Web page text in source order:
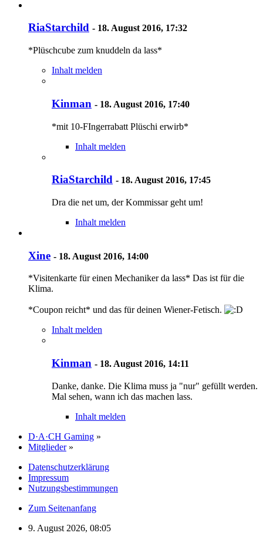
RiaStarchild - 18. August 2016, 17:32
*Plüschcube zum knuddeln da lass*
Inhalt melden
Kinman - 18. August 2016, 17:40
*mit 10-FIngerrabatt Plüschi erwirb*
Inhalt melden
RiaStarchild - 18. August 2016, 17:45
Dra die net um, der Kommissar geht um!
Inhalt melden
Xine - 18. August 2016, 14:00
*Visitenkarte für einen Mechaniker da lass* Das ist für die
Klima.
*Coupon reicht* und das für deinen Wiener-Fetisch.
Inhalt melden
Kinman - 18. August 2016, 14:11
Danke, danke. Die Klima muss ja "nur" gefüllt werden.
Mal sehen, wann ich das machen lass.
Inhalt melden
D·A·CH Gaming »
Mitglieder »
Datenschutzerklärung
Impressum
Nutzungsbestimmungen
Zum Seitenanfang
9. August 2026, 08:05